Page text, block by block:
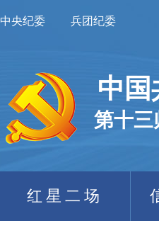
中央纪委 兵团纪委
中国
第十三
红星二场